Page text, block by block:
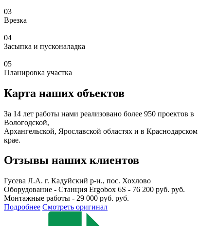
03
Врезка
04
Засыпка и пусконаладка
05
Планировка участка
Карта наших объектов
За 14 лет работы нами реализовано более 950 проектов в
Вологодской,
Архангельской, Ярославской областях и в Краснодарском
крае.
Отзывы наших клиентов
Гусева Л.А. г. Кадуйский р-н., пос. Хохлово
Оборудование - Станция Ergobox 6S - 76 200 руб. руб.
Монтажные работы - 29 000 руб. руб.
Подробнее Смотреть оригинал